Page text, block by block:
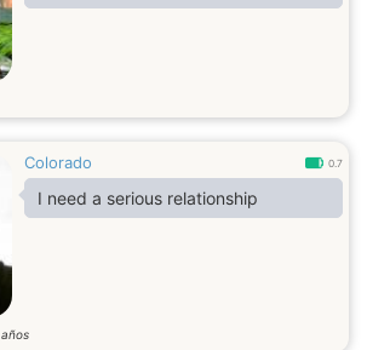
Colorado 0.7
I need a serious relationship
años